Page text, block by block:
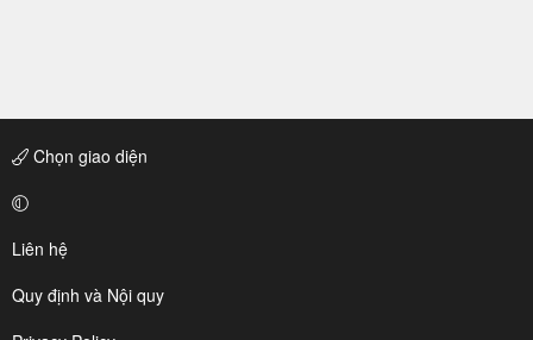
Chọn giao diện
Liên hệ
Quy định và Nội quy